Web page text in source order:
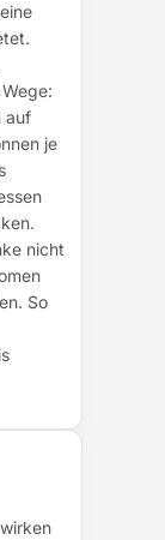
auf
je
nicht
So